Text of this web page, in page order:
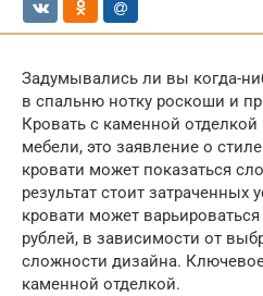
Задумывались ли вы когда-
в спальню нотку роскоши и
Кровать с каменной
мебели, это заявление о
кровати может показаться
результат стоит затраченных
кровати может
рублей, в зависимости от
сложности дизайна.
каменной отделкой.